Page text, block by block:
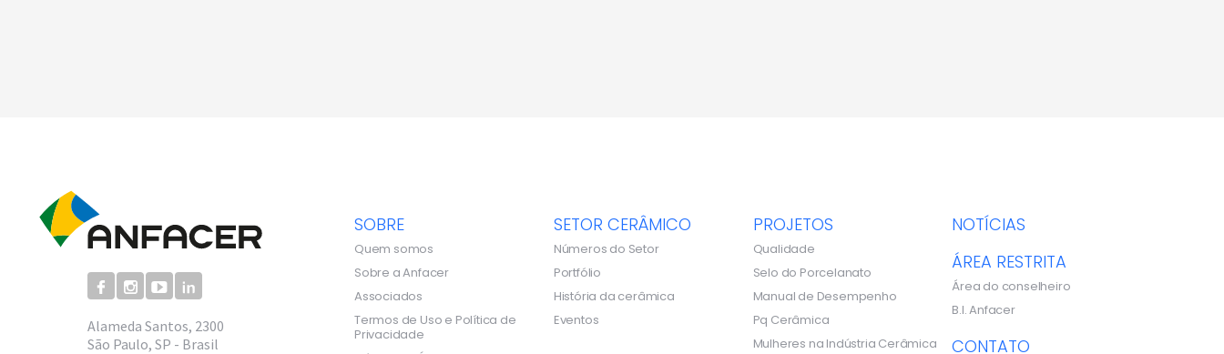
Alameda Santos, 2300
São Paulo, SP - Brasil
SOBRE
Quem somos
Sobre a Anfacer
Associados
Termos de Uso e Política de
Privacidade
SETOR CERÂMICO
Números do Setor
Portfólio
História da cerâmica
Eventos
PROJETOS
Qualidade
Selo do Porcelanato
Manual de Desempenho
Pq Cerâmica
Mulheres na Indústria Cerâmica
NOTÍCIAS
ÁREA RESTRITA
Área do conselheiro
B.I. Anfacer
CONTATO